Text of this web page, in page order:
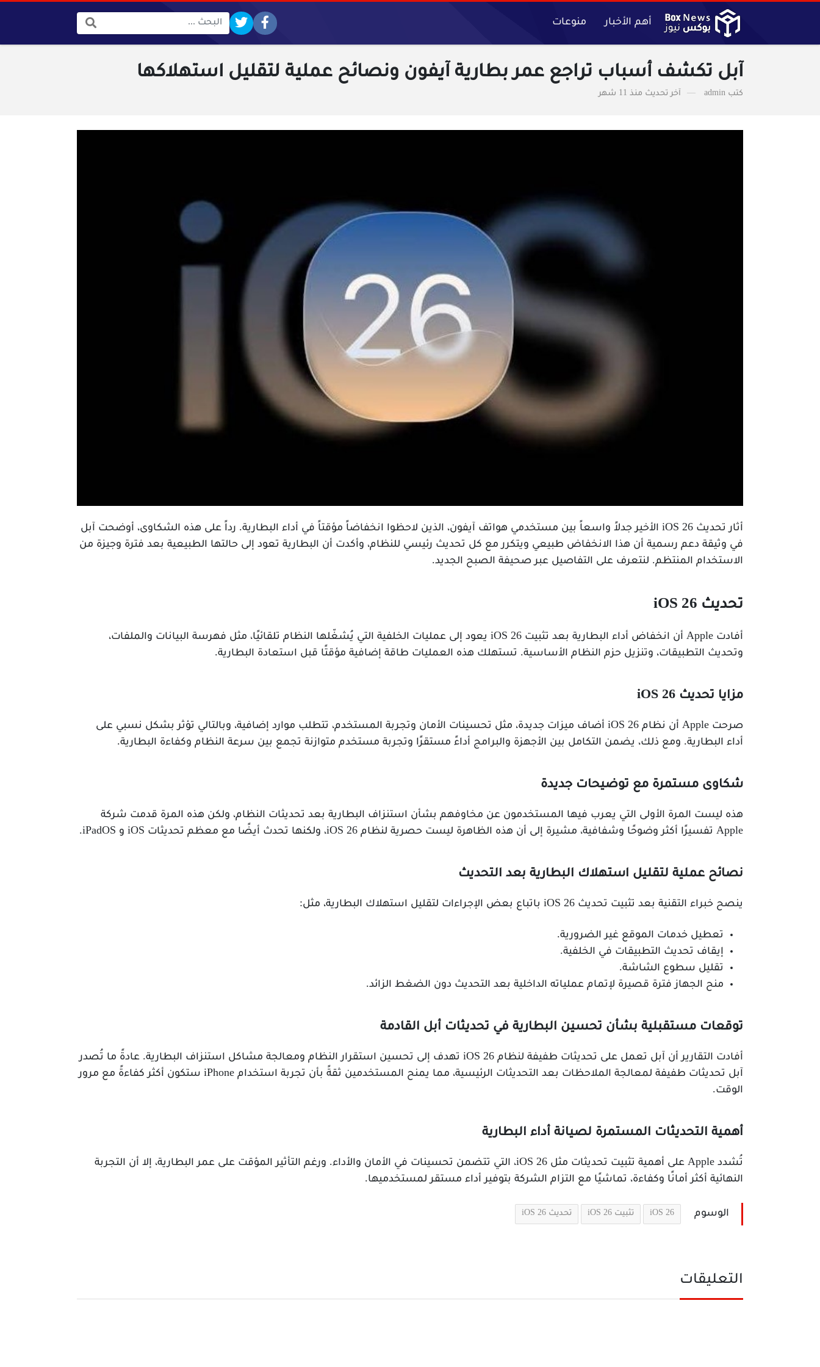
أهم الأخبار منوعات
البحث:
آبل تكشف أسباب تراجع عمر بطارية آيفون ونصائح عملية لتقليل استهلاكها
كتب admin آخر تحديث منذ 11 شهر
أثار تحديث iOS 26 الأخير جدلاً واسعاً بين مستخدمي هواتف آيفون، الذين لاحظوا انخفاضاً مؤقتاً في أداء البطارية. رداً على هذه الشكاوى، أوضحت آبل
في وثيقة دعم رسمية أن هذا الانخفاض طبيعي ويتكرر مع كل تحديث رئيسي للنظام، وأكدت أن البطارية تعود إلى حالتها الطبيعية بعد فترة وجيزة من
الاستخدام المنتظم. لنتعرف على التفاصيل عبر صحيفة الصبح الجديد.
تحديث iOS 26
أفادت Apple أن انخفاض أداء البطارية بعد تثبيت iOS 26 يعود إلى عمليات الخلفية التي يُشغّلها النظام تلقائيًا، مثل فهرسة البيانات والملفات،
وتحديث التطبيقات، وتنزيل حزم النظام الأساسية. تستهلك هذه العمليات طاقة إضافية مؤقتًا قبل استعادة البطارية.
مزايا تحديث iOS 26
صرحت Apple أن نظام iOS 26 أضاف ميزات جديدة، مثل تحسينات الأمان وتجربة المستخدم، تتطلب موارد إضافية، وبالتالي تؤثر بشكل نسبي على
أداء البطارية. ومع ذلك، يضمن التكامل بين الأجهزة والبرامج أداءً مستقرًا وتجربة مستخدم متوازنة تجمع بين سرعة النظام وكفاءة البطارية.
شكاوى مستمرة مع توضيحات جديدة
هذه ليست المرة الأولى التي يعرب فيها المستخدمون عن مخاوفهم بشأن استنزاف البطارية بعد تحديثات النظام، ولكن هذه المرة قدمت شركة
Apple تفسيرًا أكثر وضوحًا وشفافية، مشيرة إلى أن هذه الظاهرة ليست حصرية لنظام iOS 26، ولكنها تحدث أيضًا مع معظم تحديثات iOS و iPadOS.
نصائح عملية لتقليل استهلاك البطارية بعد التحديث
ينصح خبراء التقنية بعد تثبيت تحديث iOS 26 باتباع بعض الإجراءات لتقليل استهلاك البطارية، مثل:
تعطيل خدمات الموقع غير الضرورية.
إيقاف تحديث التطبيقات في الخلفية.
تقليل سطوع الشاشة.
منح الجهاز فترة قصيرة لإتمام عملياته الداخلية بعد التحديث دون الضغط الزائد.
توقعات مستقبلية بشأن تحسين البطارية في تحديثات أبل القادمة
أفادت التقارير أن آبل تعمل على تحديثات طفيفة لنظام iOS 26 تهدف إلى تحسين استقرار النظام ومعالجة مشاكل استنزاف البطارية. عادةً ما تُصدر
آبل تحديثات طفيفة لمعالجة الملاحظات بعد التحديثات الرئيسية، مما يمنح المستخدمين ثقةً بأن تجربة استخدام iPhone ستكون أكثر كفاءةً مع مرور
الوقت.
أهمية التحديثات المستمرة لصيانة أداء البطارية
تُشدد Apple على أهمية تثبيت تحديثات مثل iOS 26، التي تتضمن تحسينات في الأمان والأداء. ورغم التأثير المؤقت على عمر البطارية، إلا أن التجربة
النهائية أكثر أمانًا وكفاءة، تماشيًا مع التزام الشركة بتوفير أداء مستقر لمستخدميها.
الوسوم iOS 26 تثبيت iOS 26 تحديث iOS 26
التعليقات